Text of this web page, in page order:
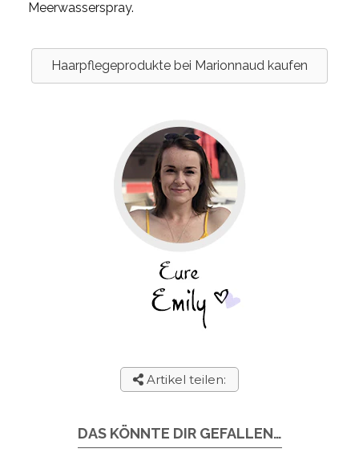
Meerwasserspray.
Haarpflegeprodukte bei Marionnaud kaufen
Artikel teilen:
DAS KÖNNTE DIR GEFALLEN…